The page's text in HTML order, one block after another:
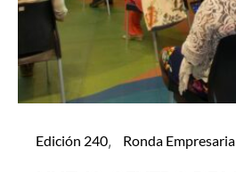
Edición 240 Ronda